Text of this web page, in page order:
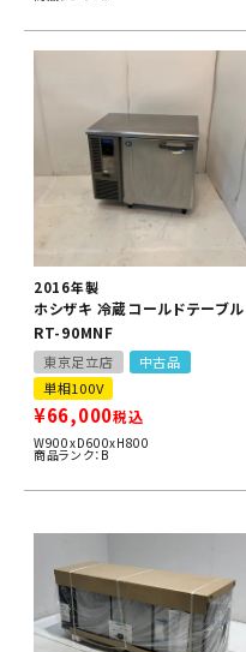
2016年製
ホシザキ 冷蔵コールドテーブル
RT-90MNF
東京足立店
中古品
単相100V
¥66,000税込
W900xD600xH800
商品ランク：B